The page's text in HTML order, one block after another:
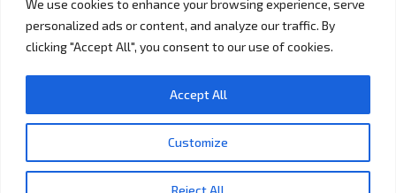
We use cookies to enhance your browsing experience, serve
personalized ads or content, and analyze our traffic. By
clicking "Accept All", you consent to our use of cookies.
Customize
Reject All
Accept All
bd@foodinnopolis.or.th
วันจันทร์ - วันศุกร์ 09.00 น. – 17.00 น.
Copyright © 2023 foodinnopolist.or.th. All right reserved.